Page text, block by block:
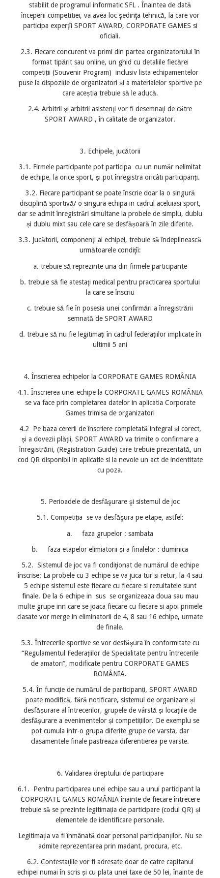
stabilit de programul informatic SFL . Înaintea de dată
începerii competitiei, va avea loc şedinţa tehnică, la care vor
participa experțîi SPORT AWARD, CORPORATE GAMES si
oficiali.
2.3. Fiecare concurent va primi din partea organizatorului în
format tipărit sau online, un ghid cu detaliile fiecărei
competiții (Souvenir Program) inclusiv lista echipamentelor
puse la dispoziție de organizatori și a materialelor sportive pe
care aceștia trebuie să le aducă.
2.4. Arbitrii şi arbitrii asistenţi vor fi desemnaţi de către
SPORT AWARD , în calitate de organizator.
3. Echipele, jucătorii
3.1. Firmele participante pot participa cu un număr nelimitat
de echipe, la orice sport, și pot înregistra oricâti participanți.
3.2. Fiecare participant se poate înscrie doar la o singură
disciplină sportivă/ o singura echipa in cadrul aceluiasi sport,
dar se admit înregistrări simultane la probele de simplu, dublu
și dublu mixt sau cele care se desfășoară în zile diferite.
3.3. Jucătorii, componenţi ai echipei, trebuie să îndeplinească
următoarele condiţîi:
a. trebuie să reprezinte una din firmele participante
b. trebuie să fie atestaţi medical pentru practicarea sportului
la care se înscriu
c. trebuie să fie în posesia unei confirmări a înregistrării
semnată de SPORT AWARD
d. trebuie să nu fie legitimați în cadrul federațiilor implicate în
ultimii 5 ani
4. Înscrierea echipelor la CORPORATE GAMES ROMÂNIA
4.1. Înscrierea unei echipe la CORPORATE GAMES ROMÂNIA
se va face prin completarea datelor in aplicatia Corporate
Games trimisa de organizatori
4.2 Pe baza cererii de înscriere completată integral și corect,
și a dovezii plății, SPORT AWARD va trimite o confirmare a
înregistrării, (Registration Guide) care trebuie prezentată, un
cod QR disponibil in aplicatie si la nevoie un act de indentitate
cu poza.
5. Perioadele de desfăşurare şi sistemul de joc
5.1. Competiția se va desfăşura pe etape, astfel:
a. faza grupelor : sambata
b. faza etapelor elimiatorii și a finalelor : duminica
5.2. Sistemul de joc va fi condiţionat de numărul de echipe
înscrise: La probele cu 3 echipe se va juca tur si retur, la 4 sau
5 echipe sistemul este fiecare cu fiecare si rezultatele sunt
finale. De la 6 echipe in sus se organizeaza doua sau mau
multe grupe inn care se joaca fiecare cu fiecare si apoi primele
clasate vor merge in eliminatorii de 4, 8 sau 16 echipe, urmate
de finale.
5.3. Întrecerile sportive se vor desfăşura în conformitate cu
“Regulamentul Federațiilor de Specialitate pentru întrecerile
de amatori”, modificate pentru CORPORATE GAMES
ROMÂNIA.
5.4. În funcție de numărul de participanți, SPORT AWARD
poate modifică, fără notificare, sistemul de organizare și
desfășurare al întrecerilor, grupele de vârstă și locațiile de
desfășurare a evenimentelor și competițiilor. De exemplu se
pot cumula intr-o grupa diferite grupe de varsta, dar
clasamentele finale pastreaza diferentierea pe varste.
6. Validarea dreptului de participare
6.1. Pentru participarea unei echipe sau a unui participant la
CORPORATE GAMES ROMÂNIA înainte de fiecare întrecere
trebuie să se prezinte legitimația de participare (codul QR) și
elementele de identificare personale.
Legitimația va fi înmânată doar personal participanților. Nu se
admite reprezentarea prin madant, procura, etc.
6.2. Contestaţiile vor fi adresate doar de catre capitanul
echipei numai în scris și cu plata unei taxe de 50 lei, înainte de